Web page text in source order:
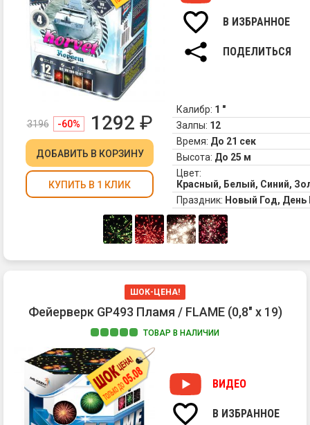
В ИЗБРАННОЕ
ПОДЕЛИТЬСЯ
3196 -60% 1292 ₽
ДОБАВИТЬ В КОРЗИНУ
КУПИТЬ В 1 КЛИК
Калибр: 1 "
Залпы: 12
Время: До 21 сек
Высота: До 25 м
Цвет:
Красный, Белый, Синий,
Праздник: Новый Год,
ШОК-ЦЕНА!
Фейерверк GP493 Пламя / FLAME (0,8" х 19)
ТОВАР В НАЛИЧИИ
ВИДЕО
В ИЗБРАННОЕ